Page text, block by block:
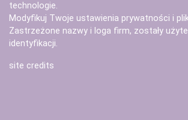
technologie.
Modyfikuj Twoje ustawienia prywatności i
Zastrzeżone nazwy i loga firm, zostały
identyfikacji.
site credits